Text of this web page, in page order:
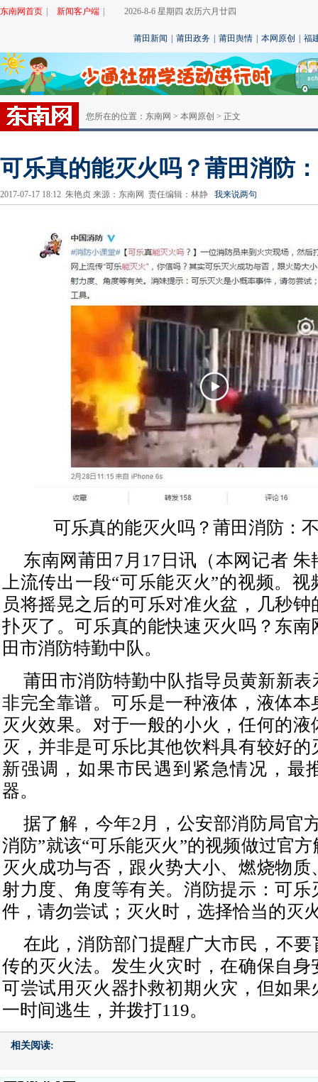
东南网首页 新闻客户端 2026-8-6 星期四 农历六月廿四
莆田新闻 莆田政务 莆田舆情 本网原创 福
您所在的位置： 东南网 > 本网原创 > 正文
可乐真的能灭火吗？莆田消防
2017-07-17 18:12 朱艳贞 来源： 东南网 责任编辑：林静 我来说两句
可乐真的能灭火吗？莆田消防：
东南网莆田7月17日讯（本网记者 朱
上流传出一段“可乐能灭火”的视频。
员将摇晃之后的可乐对准火盆，几秒钟
扑灭了。可乐真的能快速灭火吗？东南
田市消防特勤中队。
莆田市消防特勤中队指导员黄新新
非完全靠谱。可乐是一种液体，液体本
灭火效果。对于一般的小火，任何的液
灭，并非是可乐比其他饮料具有较好的
新强调，如果市民遇到紧急情况，最
器。
据了解，今年2月，公安部消防局官
消防”就该“可乐能灭火”的视频做过官
灭火成功与否，跟火势大小、燃烧物质
射力度、角度等有关。消防提示：可乐
件，请勿尝试；灭火时，选择恰当的灭
在此，消防部门提醒广大市民，不
传的灭火法。发生火灾时，在确保自身
可尝试用灭火器扑救初期火灾，但如果
一时间逃生，并拨打119。
相关阅读: